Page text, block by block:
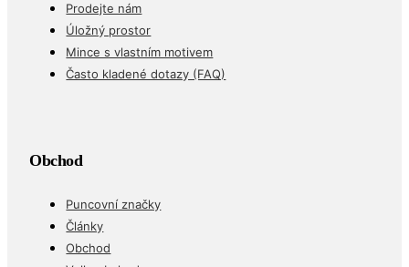
Prodejte nám
Úložný prostor
Mince s vlastním motivem
Často kladené dotazy (FAQ)
Obchod
Puncovní značky
Články
Obchod